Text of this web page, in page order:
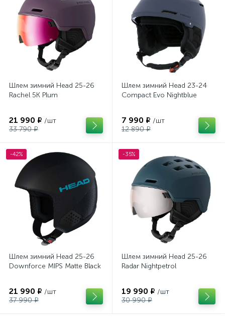
Шлем зимний Head 25-26
Rachel 5K Plum
21 990 ₽ /шт
33 790 ₽
Шлем зимний Head 23-24
Compact Evo Nightblue
7 990 ₽ /шт
12 890 ₽
-42%
Шлем зимний Head 25-26
Downforce MIPS Matte Black
21 990 ₽ /шт
37 990 ₽
-35%
Шлем зимний Head 25-26
Radar Nightpetrol
19 990 ₽ /шт
30 990 ₽